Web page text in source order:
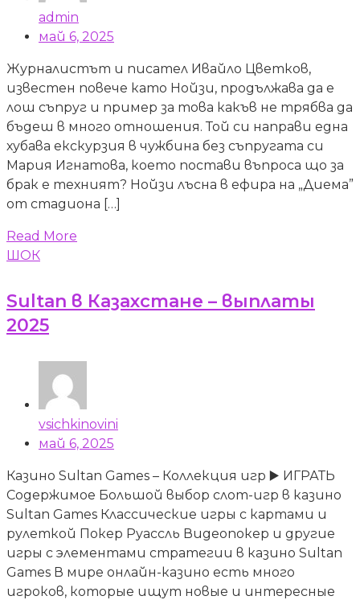
admin
май 6, 2025
Журналистът и писател Ивайло Цветков,
известен повече като Нойзи, продължава да е
лош съпруг и пример за това какъв не трябва да
бъдеш в много отношения. Той си направи една
хубава екскурзия в чужбина без съпругата си
Мария Игнатова, което постави въпроса що за
брак е техният? Нойзи лъсна в ефира на „Диема”
от стадиона […]
Read More
ШОК
Sultan в Казахстане – выплаты
2025
vsichkinovini
май 6, 2025
Казино Sultan Games – Коллекция игр ▶️ ИГРАТЬ
Содержимое Большой выбор слот-игр в казино
Sultan Games Классические игры с картами и
рулеткой Покер Руассль Видеопокер и другие
игры с элементами стратегии в казино Sultan
Games В мире онлайн-казино есть много
игроков, которые ищут новые и интересные